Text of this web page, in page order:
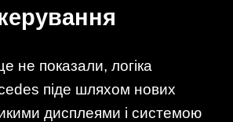
не показали, логіка
піде шляхом нових
дисплеями і системою